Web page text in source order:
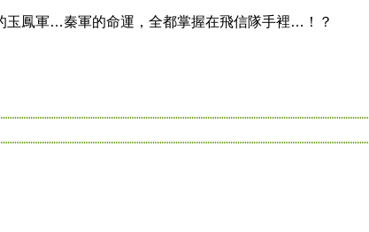
鳳軍…秦軍的命運，全都掌握在飛信隊手裡…！？